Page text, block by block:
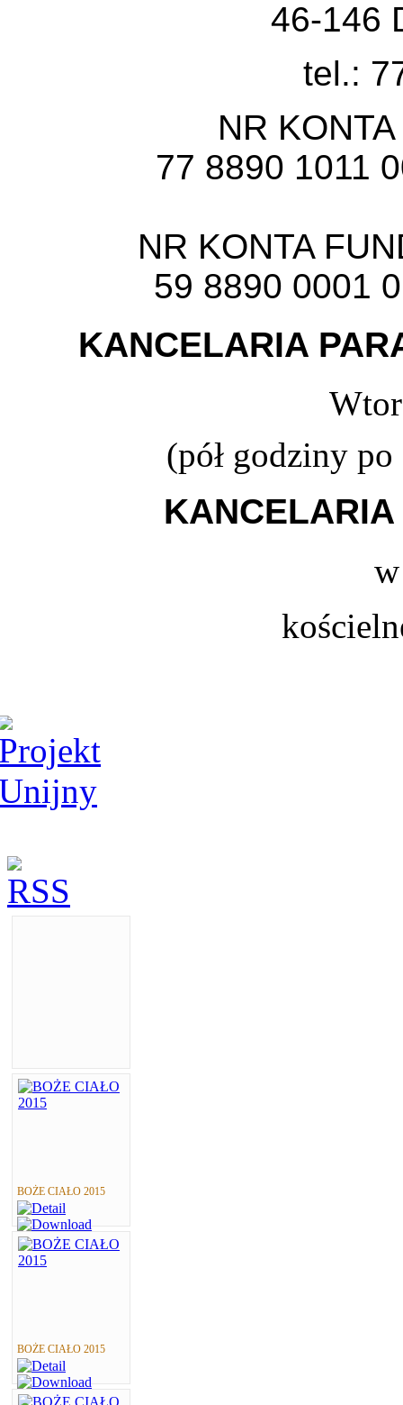
46-146
tel.:
NR
77 8890 1011
NR KONTA
59 8890 0001
KANCELARIA
(pół godziny
BOŻE CIAŁO 2015
BOŻE CIAŁO 2015